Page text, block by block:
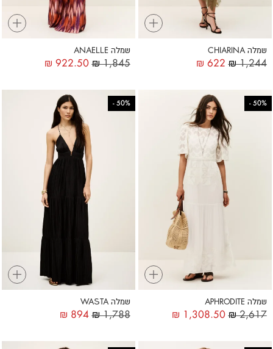
+
שמלה CHIARINA
₪1,244
₪ 622
+
שמלה ANAELLE
₪1,845
₪ 922.50
+
50%
-
שמלה APHRODITE
₪2,617
₪ 1,308.50
+
50%
-
שמלה WASTA
₪1,788
₪ 894